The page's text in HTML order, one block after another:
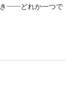
き――どれか一つで